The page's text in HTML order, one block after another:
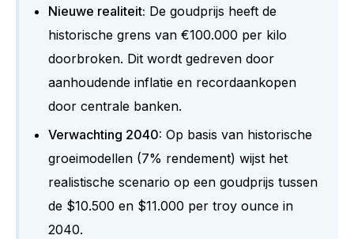
Nieuwe realiteit: De goudprijs heeft de
historische grens van €100.000 per kilo
doorbroken. Dit wordt gedreven door
aanhoudende inflatie en recordaankopen
door centrale banken.
Verwachting 2040: Op basis van historische
groeimodellen (7% rendement) wijst het
realistische scenario op een goudprijs tussen
de $10.500 en $11.000 per troy ounce in
2040.